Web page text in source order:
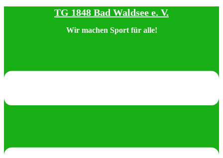
TG 1848 Bad Waldsee e. V.
Wir machen Sport für alle!